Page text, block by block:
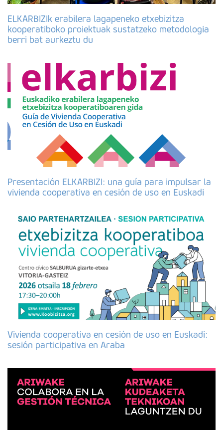
ELKARBIZIk erabilera lagapeneko etxebizitza
kooperatiboko proiektuak sustatzeko metodologia
berri bat aurkeztu du
Presentación ELKARBIZI: una guía para impulsar la
vivienda cooperativa en cesión de uso en Euskadi
Vivienda cooperativa en cesión de uso en Euskadi:
sesión participativa en Araba